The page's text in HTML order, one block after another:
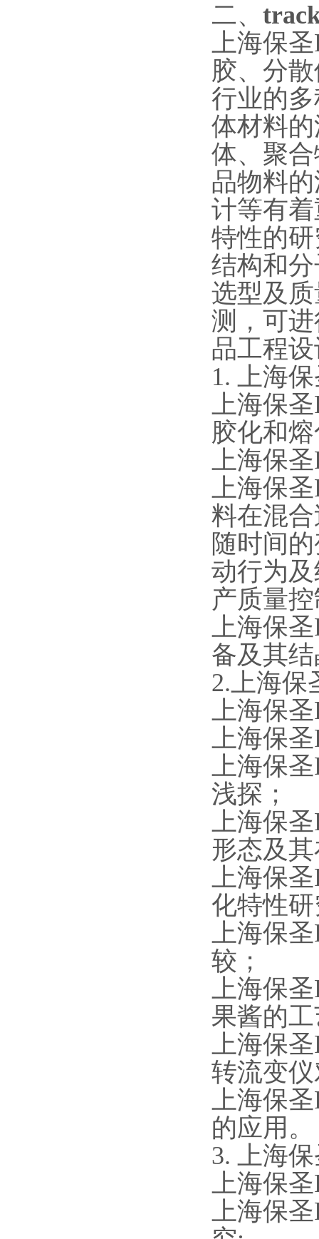
二、
上海保
胶、分
行业的
体材料
体、聚
品物料
计等有
特性的
结构和
选型及
测，可
品工程
1. 上海
上海保
胶化和
上海保
上海保
料在混
随时间
动行为
产质量
上海保
备及其
2.上海保
上海保
上海保
上海保
浅探；
上海保
形态及
上海保
化特性
上海保
较；
上海保
果酱的
上海保
转流变
上海保
的应用。
3. 上海
上海保
上海保